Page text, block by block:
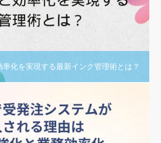
化を実現する最新インク管理術とは？